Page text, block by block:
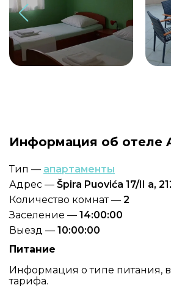
Информация об отеле
Тип — апартаменты
Адрес — Špira Puovića 17/II a,
Количество комнат — 2
Заселение — 14:00:00
Выезд — 10:00:00
Питание
Информация о типе питания,
тарифа.